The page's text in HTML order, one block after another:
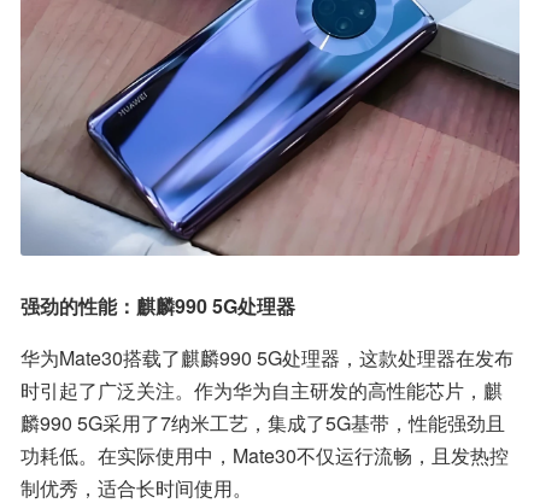
强劲的性能：麒麟990 5G处理器
华为Mate30搭载了麒麟990 5G处理器，这款处理器在发布
时引起了广泛关注。作为华为自主研发的高性能芯片，麒
麟990 5G采用了7纳米工艺，集成了5G基带，性能强劲且
功耗低。在实际使用中，Mate30不仅运行流畅，且发热控
制优秀，适合长时间使用。